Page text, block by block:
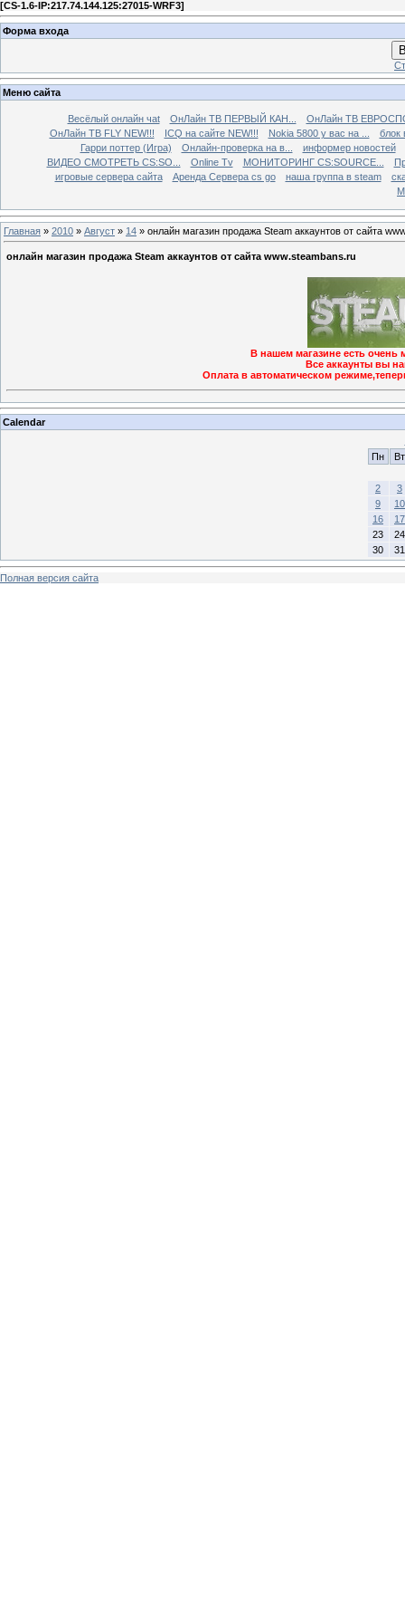
[CS-1.6-IP:217.74.144.125:27015-WRF3]
Форма входа
Меню сайта
Весёлый онлайн чаt ОнЛайн ТВ ПЕРВЫЙ КАН...
ОнЛайн ТВ
ОнЛайн ТВ FLY NEW!!!
ICQ на сайте NEW!!! Nokia 5800 у вас на ...
блок
Гарри поттер (Игра)
Онлайн-проверка на в...
информер новостей
ВИДЕО СМОТРЕТЬ CS:SO...
Online Tv МОНИТОРИНГ CS:SOURCE...
игровые сервера сайта
Аренда Сервера cs go наша группа в steam
Главная » 2010 » Август » 14 » онлайн магазин продажа Steam аккаунтов от сайта
онлайн магазин продажа Steam аккаунтов от сайта www.steambans.ru
В нашем магазине есть очень
Все аккаунты вы
Оплата в автоматическом
Calendar
Пн
Вт
2
3
9
10
16
17
23
24
30
31
Полная версия сайта